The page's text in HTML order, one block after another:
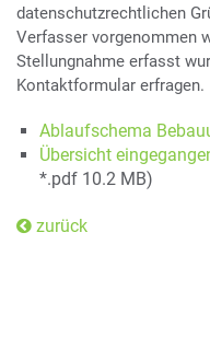
datenschutzrechtlichen
Verfasser vorgenommen
Stellungnahme erfasst
Kontaktformular erfragen.
Ablaufschema
Übersicht
*.pdf 10.2 MB)
zurück